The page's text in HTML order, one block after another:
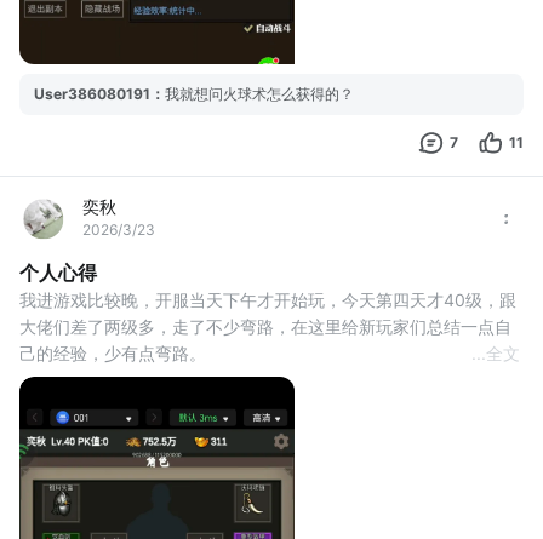
User386080191 ： 我就想问火球术怎么获得的？
7 11
奕秋
2026/3/23
个人心得
我进游戏比较晚，开服当天下午才开始玩，今天第四天才40级，跟
大佬们差了两级多，走了不少弯路，在这里给新玩家们总结一点自
己的经验，少有点弯路。
1.首先就游戏本身来说，绝对是良心游戏，传奇复古玩法，关键还是
免费的，至少现在是，以后开不开充值不清楚。
2.想长期玩，云手机是必需品，或者你直接准备一个备用手机24小
时在线也行。因为这游戏离线挂机不给装备，只给经验跟金币，必
须在线挂机才有装备。
3.游戏开
全文